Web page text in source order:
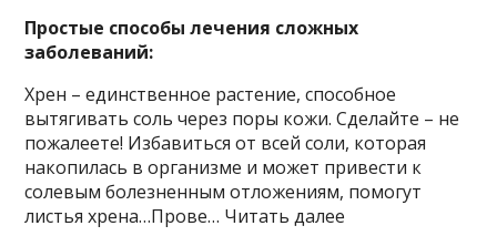
Простые способы лечения сложных
заболеваний:
Хрен – единственное растение, способное
вытягивать соль через поры кожи. Сделайте – не
пожалеете! Избавиться от всей соли, которая
накопилась в организме и может привести к
солевым болезненным отложениям, помогут
листья хрена…Прове… Читать далее